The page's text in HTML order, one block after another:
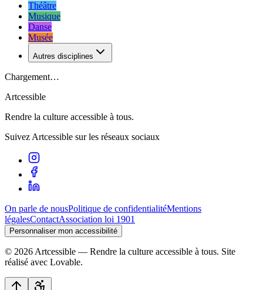
Théâtre
Musique
Danse
Musée
Autres disciplines
Chargement…
Artcessible
Rendre la culture accessible à tous.
Suivez Artcessible sur les réseaux sociaux
On parle de nousPolitique de confidentialitéMentions
légalesContactAssociation loi 1901
Personnaliser mon accessibilité
© 2026 Artcessible — Rendre la culture accessible à tous. Site
réalisé avec Lovable.